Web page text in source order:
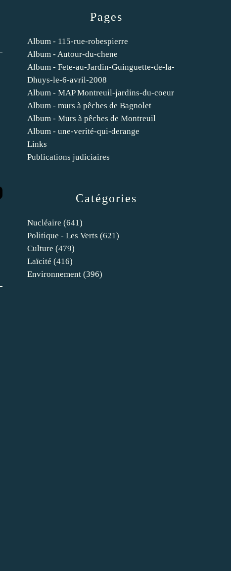
Catégories
Nucléaire (641)
Politique - Les Verts (621)
Culture (479)
Laïcité (416)
Environnement (396)
Pages
Album - 115-rue-robespierre
Album - Autour-du-chene
Album - Fete-au-Jardin-Guinguette-de-la-
Dhuys-le-6-avril-2008
Album - MAP Montreuil-jardins-du-coeur
Album - murs à pêches de Bagnolet
Album - Murs à pêches de Montreuil
Album - une-verité-qui-derange
Links
Publications judiciaires